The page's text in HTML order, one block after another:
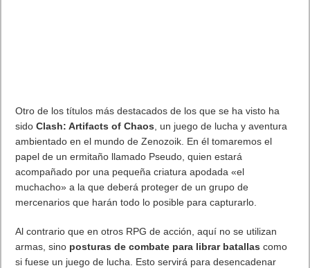
Otro de los títulos más destacados de los que se ha visto ha
sidoClash: Artifacts of Chaos , un juego de lucha y aventura
ambientado en el mundo de Zenozoik. En él tomaremos el
papel de un ermitaño llamado Pseudo, quien estará
acompañado por una pequeña criatura apodada «el
muchacho» a la que deberá proteger de un grupo de
mercenarios que harán todo lo posible para capturarlo.
Al contrario que en otros RPG de acción, aquí no se utilizan
armas, sino posturas de combate para librar batallas como
si fuese un juego de lucha. Esto servirá para desencadenar